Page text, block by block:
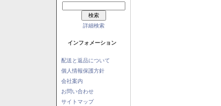
詳細検索
インフォメーション
配送と返品について
個人情報保護方針
会社案内
お問い合わせ
サイトマップ